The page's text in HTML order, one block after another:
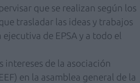
que se realizan según los
trasladar las ideas y trabajos
de EPSA y a todo el
intereses de la asociación
en la asamblea general de la